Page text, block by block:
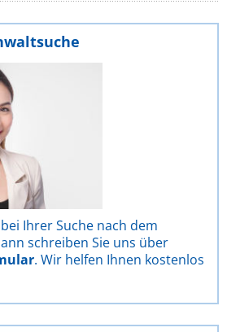
Ihrer Suche nach dem
schreiben Sie uns über
. Wir helfen Ihnen kostenlos